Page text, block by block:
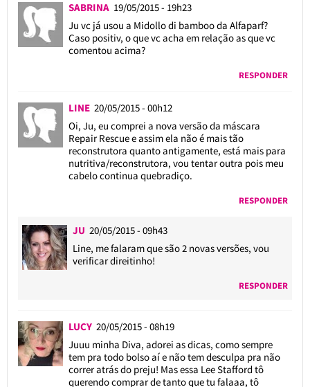
SABRINA 19/05/2015 - 19h23
Ju vc já usou a Midollo di bamboo da Alfaparf?
Caso positiv, o que vc acha em relação as que vc
comentou acima?
RESPONDER
LINE 20/05/2015 - 00h12
Oi, Ju, eu comprei a nova versão da máscara
Repair Rescue e assim ela não é mais tão
reconstrutora quanto antigamente, está mais para
nutritiva/reconstrutora, vou tentar outra pois meu
cabelo continua quebradiço.
RESPONDER
JU 20/05/2015 - 09h43
Line, me falaram que são 2 novas versões, vou
verificar direitinho!
RESPONDER
LUCY 20/05/2015 - 08h19
Juuu minha Diva, adorei as dicas, como sempre
tem pra todo bolso aí e não tem desculpa pra não
correr atrás do preju! Mas essa Lee Stafford tô
querendo comprar de tanto que tu falaaa, tô